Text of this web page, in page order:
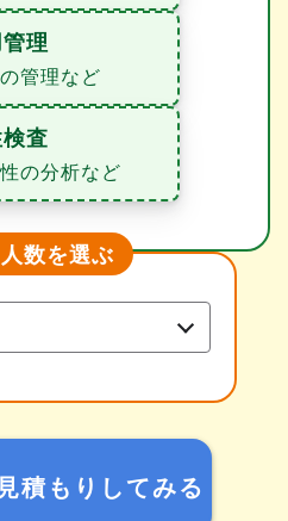
理
管理など
査
の分析など
数を選ぶ
積もりしてみる